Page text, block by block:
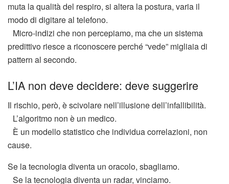
muta la qualità del respiro, si altera la postura, varia il
modo di digitare al telefono.
Micro-indizi che non percepiamo, ma che un sistema
predittivo riesce a riconoscere perché “vede” migliaia di
pattern al secondo.
L’IA non deve decidere: deve suggerire
Il rischio, però, è scivolare nell’illusione dell’infallibilità.
L’algoritmo non è un medico.
È un modello statistico che individua correlazioni, non
cause.
Se la tecnologia diventa un oracolo, sbagliamo.
Se la tecnologia diventa un radar, vinciamo.